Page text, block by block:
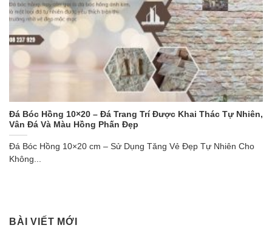
Đá Bóc Hồng 10×20 – Đá Trang Trí Được Khai Thác Tự Nhiên,
Vân Đá Và Màu Hồng Phấn Đẹp
Đá Bóc Hồng 10×20 cm – Sử Dụng Tăng Vẻ Đẹp Tự Nhiên Cho
Không...
BÀI VIẾT MỚI